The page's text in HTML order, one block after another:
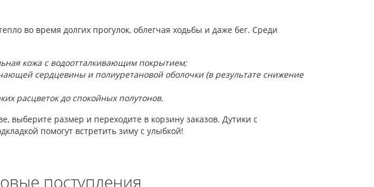
во время долгих прогулок, облегчая ходьбы и даже бег. Среди
кожа с водоотталкивающим покрытием;
сердцевины и полиуретановой оболочки (в результате снижение
расцветок до спокойных полутонов.
выберите размер и переходите в корзину заказов. Дутики с
помогут встретить зиму с улыбкой!
поступления